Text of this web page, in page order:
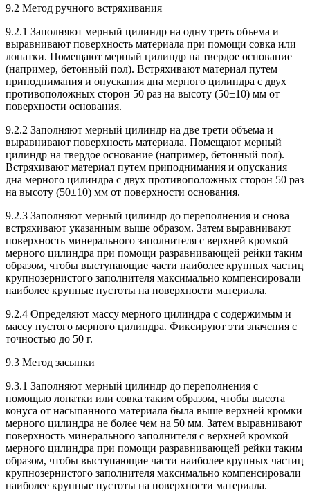
9.2 Метод ручного встряхивания
9.2.1 Заполняют мерный цилиндр на одну треть объема и
выравнивают поверхность материала при помощи совка или
лопатки. Помещают мерный цилиндр на твердое основание
(например, бетонный пол). Встряхивают материал путем
приподнимания и опускания дна мерного цилиндра с двух
противоположных сторон 50 раз на высоту (50±10) мм от
поверхности основания.
9.2.2 Заполняют мерный цилиндр на две трети объема и
выравнивают поверхность материала. Помещают мерный
цилиндр на твердое основание (например, бетонный пол).
Встряхивают материал путем приподнимания и опускания
дна мерного цилиндра с двух противоположных сторон 50 раз
на высоту (50±10) мм от поверхности основания.
9.2.3 Заполняют мерный цилиндр до переполнения и снова
встряхивают указанным выше образом. Затем выравнивают
поверхность минерального заполнителя с верхней кромкой
мерного цилиндра при помощи разравнивающей рейки таким
образом, чтобы выступающие части наиболее крупных частиц
крупнозернистого заполнителя максимально компенсировали
наиболее крупные пустоты на поверхности материала.
9.2.4 Определяют массу мерного цилиндра с содержимым и
массу пустого мерного цилиндра. Фиксируют эти значения с
точностью до 50 г.
9.3 Метод засыпки
9.3.1 Заполняют мерный цилиндр до переполнения с
помощью лопатки или совка таким образом, чтобы высота
конуса от насыпанного материала была выше верхней кромки
мерного цилиндра не более чем на 50 мм. Затем выравнивают
поверхность минерального заполнителя с верхней кромкой
мерного цилиндра при помощи разравнивающей рейки таким
образом, чтобы выступающие части наиболее крупных частиц
крупнозернистого заполнителя максимально компенсировали
наиболее крупные пустоты на поверхности материала.